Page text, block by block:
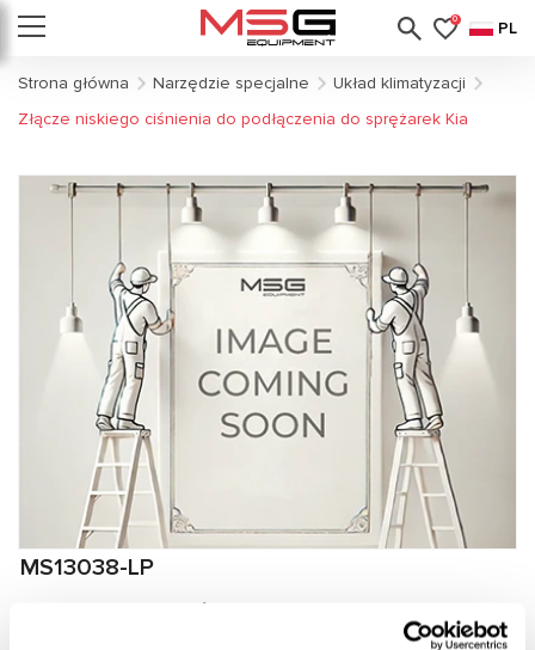
0 PL
Strona główna Narzędzie specjalne
Układ klimatyzacji
Złącze niskiego ciśnienia do podłączenia do sprężarek Kia
MS13038-LP
Złącze niskiego ciśnienia do podłączenia do